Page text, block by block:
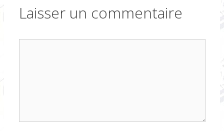
Laisser un commentaire